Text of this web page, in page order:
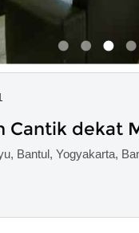
Cantik dekat
Bantul, Yogyakarta,